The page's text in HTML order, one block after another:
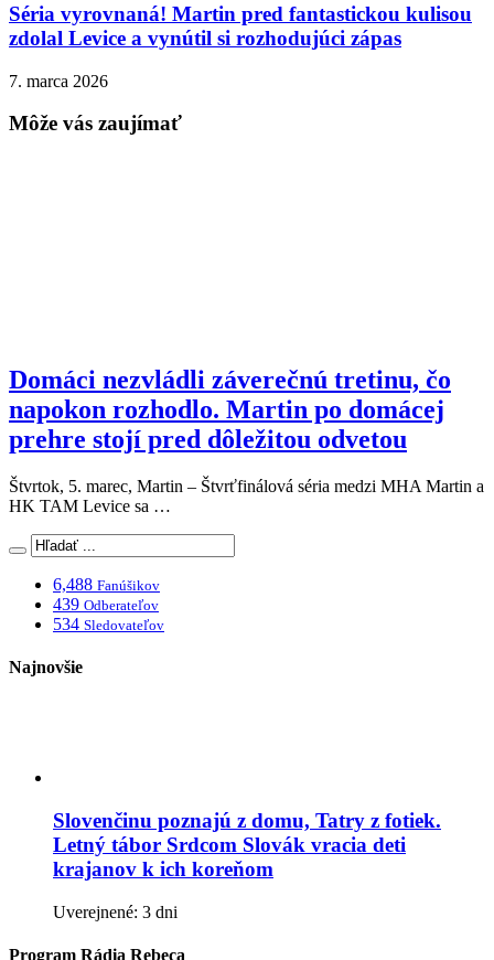
Séria vyrovnaná! Martin pred fantastickou kulisou
zdolal Levice a vynútil si rozhodujúci zápas
7. marca 2026
Môže vás zaujímať
Domáci nezvládli záverečnú tretinu, čo
napokon rozhodlo. Martin po domácej
prehre stojí pred dôležitou odvetou
Štvrtok, 5. marec, Martin – Štvrťfinálová séria medzi MHA Martin a
HK TAM Levice sa …
6,488 Fanúšikov
439 Odberateľov
534 Sledovateľov
Najnovšie
Slovenčinu poznajú z domu, Tatry z fotiek.
Letný tábor Srdcom Slovák vracia deti
krajanov k ich koreňom
Uverejnené: 3 dni
Program Rádia Rebeca